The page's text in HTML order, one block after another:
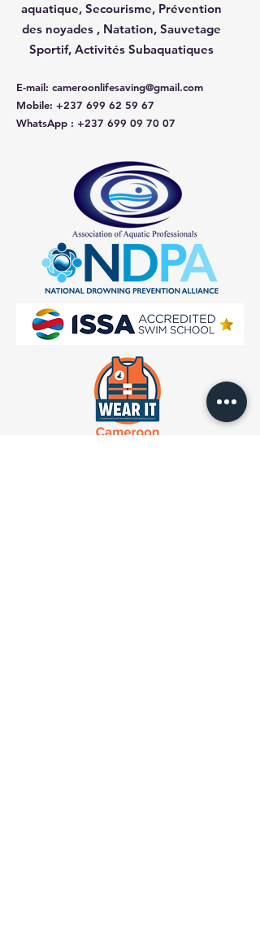
aquatique, Secourisme, Prévention
des noyades , Natation, Sauvetage
Sportif, Activités Subaquatiques
E-mail: cameroonlifesaving@gmail.com
Mobile: +237 699 62 59 67
WhatsApp : +237 699 09 70 07